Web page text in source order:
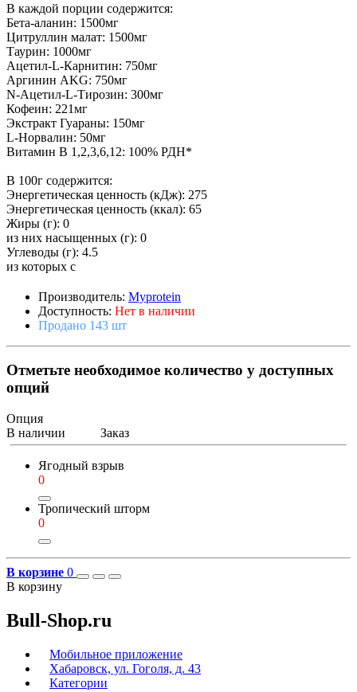
В каждой порции содержится:
Бета-аланин: 1500мг
Цитруллин малат: 1500мг
Таурин: 1000мг
Ацетил-L-Карнитин: 750мг
Аргинин AKG: 750мг
N-Ацетил-L-Тирозин: 300мг
Кофеин: 221мг
Экстракт Гуараны: 150мг
L-Норвалин: 50мг
Витамин B 1,2,3,6,12: 100% РДН*
В 100г содержится:
Энергетическая ценность (кДж): 275
Энергетическая ценность (ккал): 65
Жиры (г): 0
из них насыщенных (г): 0
Углеводы (г): 4.5
из которых с
Производитель: Myprotein
Доступность: Нет в наличии
Продано 143 шт
Отметьте необходимое количество у доступных
опций
Опция
В наличии
Заказ
Ягодный взрыв
0
Тропический шторм
0
В корзине 0
В корзину
Bull-Shop.ru
Мобильное приложение
Хабаровск, ул. Гоголя, д. 43
Категории